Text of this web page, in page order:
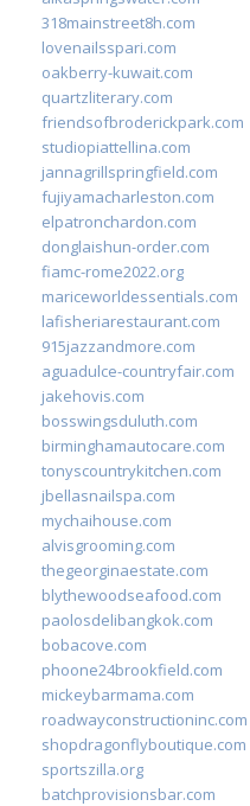
318mainstreet8h.com
lovenailsspari.com
oakberry-kuwait.com
quartzliterary.com
friendsofbroderickpark.com
studiopiattellina.com
jannagrillspringfield.com
fujiyamacharleston.com
elpatronchardon.com
donglaishun-order.com
fiamc-rome2022.org
mariceworldessentials.com
lafisheriarestaurant.com
915jazzandmore.com
aguadulce-countryfair.com
jakehovis.com
bosswingsduluth.com
birminghamautocare.com
tonyscountrykitchen.com
jbellasnailspa.com
mychaihouse.com
alvisgrooming.com
thegeorginaestate.com
blythewoodseafood.com
paolosdelibangkok.com
bobacove.com
phoone24brookfield.com
mickeybarmama.com
roadwayconstructioninc.com
shopdragonflyboutique.com
sportszilla.org
batchprovisionsbar.com